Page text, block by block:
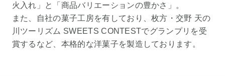
火入れ」と「商品バリエーションの豊かさ」。
また、自社の菓子工房を有しており、枚方・交野 天の
川ツーリズム SWEETS CONTESTでグランプリを受
賞するなど、本格的な洋菓子を製造しております。